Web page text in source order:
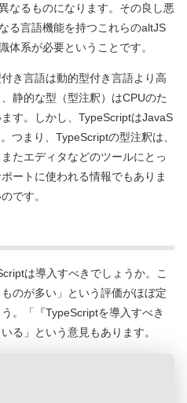
なるものになります。その良し悪
る言語機能を持つこれらのaltJS
体系が必要ということです。
き言語は動的型付き言語より高
静的な型 （型注釈） はCPUのた
す。しかし、TypeScriptはJavaS
つまり、TypeScriptの型注釈は、
たエディタなどのツールにとっ
ートに使われる情報でもありま
です。
は導入すべきでしょうか。こ
のが多い」という評価がほぼ定
。「『TypeScriptを導入すべき
る」という意見もあります。